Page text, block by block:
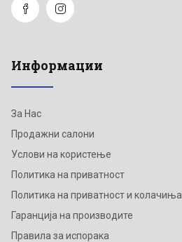
Информации
За Нас
Продажни салони
Услови на користење
Политика на приватност
Политика на приватност и колачиња
Гаранција на производите
Правила за испорака